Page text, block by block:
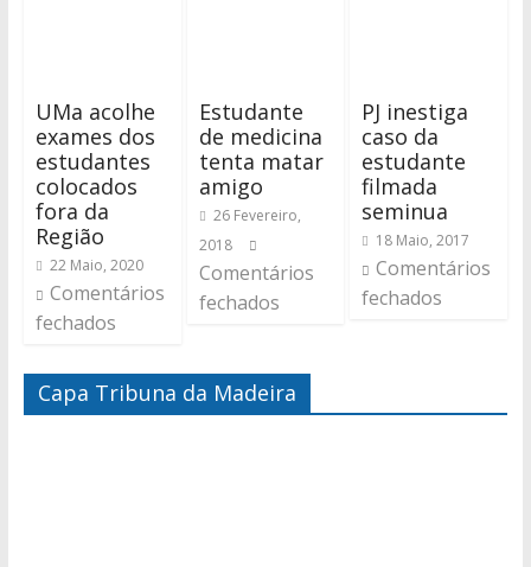
UMa acolhe
exames dos
estudantes
colocados
fora da
Região
22 Maio, 2020
Comentários
fechados
Estudante
de medicina
tenta matar
amigo
26 Fevereiro,
2018
Comentários
fechados
PJ inestiga
caso da
estudante
filmada
seminua
18 Maio, 2017
Comentários
fechados
Capa Tribuna da Madeira